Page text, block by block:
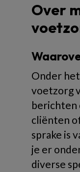
Over
Onder
voetzorg
berichten
cliënten
sprake is
je er
diverse